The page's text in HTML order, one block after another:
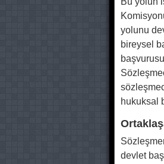
yolunu
bireysel
hukuksal
devlet